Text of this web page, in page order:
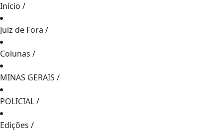
Início /
Juiz de Fora /
Colunas /
MINAS GERAIS /
POLICIAL/
Edições /